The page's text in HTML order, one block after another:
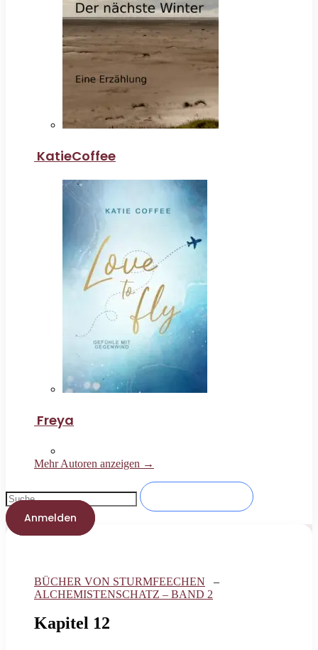
KatieCoffee
Freya
Mehr Autoren anzeigen →
Anmelden
BÜCHER VON STURMFEECHEN –
ALCHEMISTENSCHATZ – BAND 2
Kapitel 12